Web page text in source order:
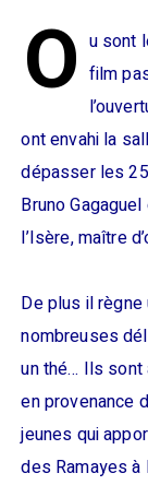
O u sont
film
ont envahi la
dépasser les
Bruno
l’Isère, maître
De plus il règne
nombreuses
un thé… Ils sont
en provenance
jeunes qui
des Ramayes